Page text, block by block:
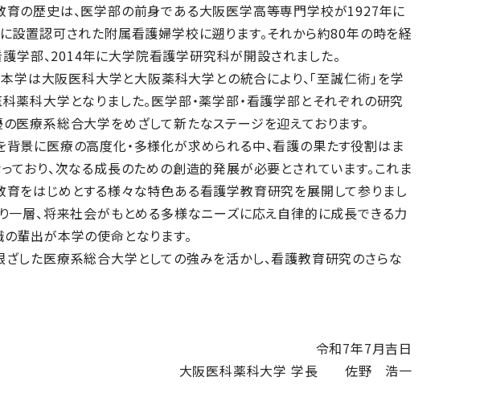
育の歴史は、医学部の前身である大阪医学高等専門学校が1927年に
設置認可された附属看護婦学校に遡ります。それから約80年の時を経
学部、2014年に大学院看護学研究科が開設されました。
学は大阪医科大学と大阪薬科大学との統合により、「至誠仁術」を学
薬科大学となりました。医学部・薬学部・看護学部とそれぞれの研究
医療系総合大学をめざして新たなステージを迎えております。
景に医療の高度化・多様化が求められる中、看護の果たす役割はま
ており、次なる成長のための創造的発展が必要とされています。これま
をはじめとする様々な特色ある看護学教育研究を展開して参りまし
一層、将来社会がもとめる多様なニーズに応え自律的に成長できる力
輩出が本学の使命となります。
した医療系総合大学としての強みを活かし、看護教育研究のさらな
令和7年7月吉日
大阪医科薬科大学 学長 佐野 浩一